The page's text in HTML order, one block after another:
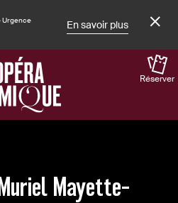
Urgence
En savoir plus
Réserver
Mayette-